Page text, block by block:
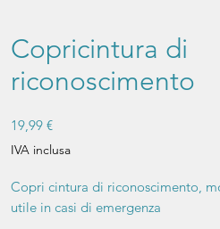
Copricintura di
riconoscimento
19,99 €Prezzo
IVA inclusa
Copri cintura di riconoscimento,
utile in casi di emergenza